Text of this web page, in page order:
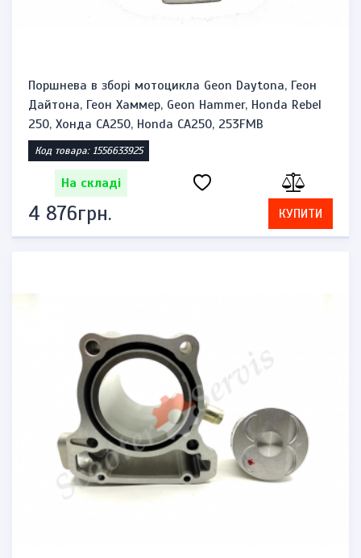
Поршнева в зборі мотоцикла Geon Daytona, Геон
Дайтона, Геон Хаммер, Geon Hammer, Honda Rebel
250, Хонда CA250, Honda CA250, 253FMB
Код товара: 1556633925
На складі
4 876грн. КУПИТИ